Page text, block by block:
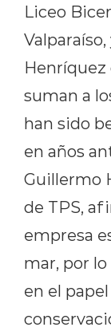
Liceo
Henríquez
suman a
han sido
en años
Guillermo
de TPS,
empresa
mar, por
en el